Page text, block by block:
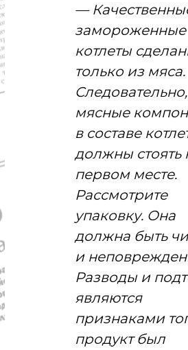
—
замороженные
котлеты
только из мяса.
Следовательно,
мясные
в составе
должны стоять
первом месте.
Рассмотрите
упаковку. Она
должна быть
и
Разводы и
являются
признаками
продукт был